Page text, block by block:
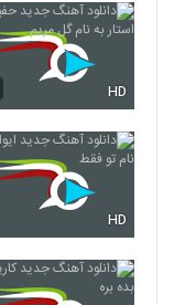
5338
5339
5341
HD
HD